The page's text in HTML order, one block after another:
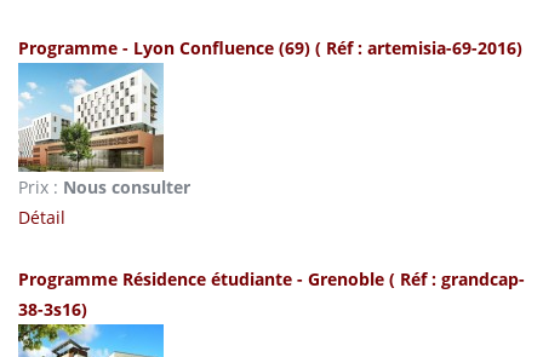
Programme - Lyon Confluence (69) ( Réf : artemisia-69-2016)
Prix : Nous consulter
Détail
Programme Résidence étudiante - Grenoble ( Réf : grandcap-
38-3s16)